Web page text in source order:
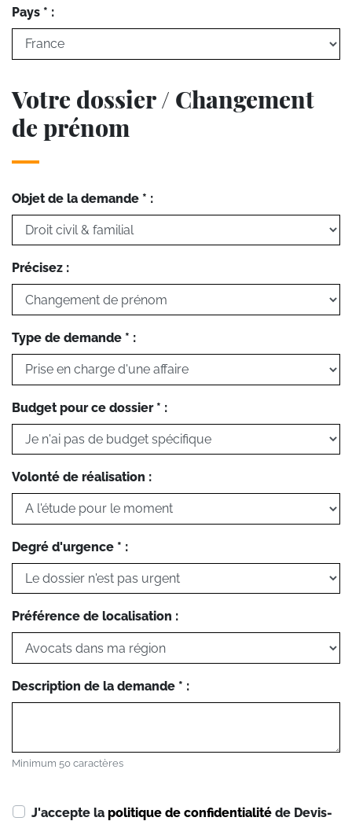
Pays * :
Votre dossier / Changement
de prénom
Objet de la demande * :
Précisez :
Type de demande * :
Budget pour ce dossier * :
Volonté de réalisation :
Degré d'urgence * :
Préférence de localisation :
Description de la demande * :
Minimum 50 caractères
J'accepte la politique de confidentialité de Devis-